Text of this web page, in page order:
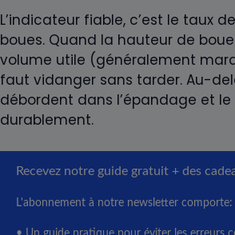
L’indicateur fiable, c’est le taux
boues. Quand la hauteur de
volume utile (généralement
faut vidanger sans tarder. Au-
débordent dans l’épandage et
durablement.